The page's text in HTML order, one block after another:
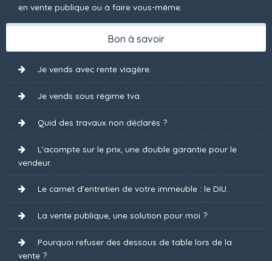
en vente publique ou à faire vous-même.
Bon à savoir
Je vends avec rente viagère.
Je vends sous régime tva.
Quid des travaux non déclarés ?
L’acompte sur le prix, une double garantie pour le
vendeur.
Le carnet d’entretien de votre immeuble : le DIU.
La vente publique, une solution pour moi ?
Pourquoi refuser des dessous de table lors de la
vente ?